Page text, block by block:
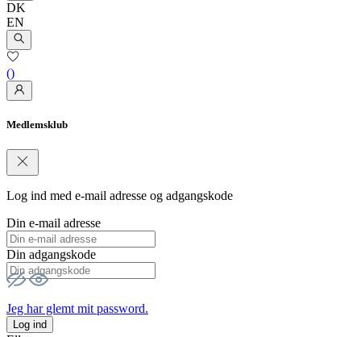
DK
EN
()
Medlemsklub
Log ind med e-mail adresse og adgangskode
Din e-mail adresse
Din adgangskode
Jeg har glemt mit password.
Log ind